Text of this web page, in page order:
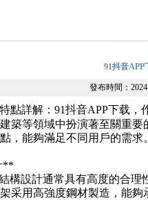
91抖音APP
發布時間：
點詳解：91抖音APP下载，
築等領域中扮演著至關重
，能夠滿足不同用戶的需
**
構設計通常具有高度的合
采用高強度鋼材製造，能